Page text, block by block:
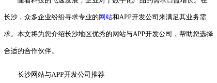
长沙，众多企业纷纷寻求专业的 网站和APP开发公司来满足其业务需
求。本文将为您介绍长沙地区优秀的网站与APP开发公司，帮助您选择
合适的合作伙伴。
长沙网站与APP开发公司推荐